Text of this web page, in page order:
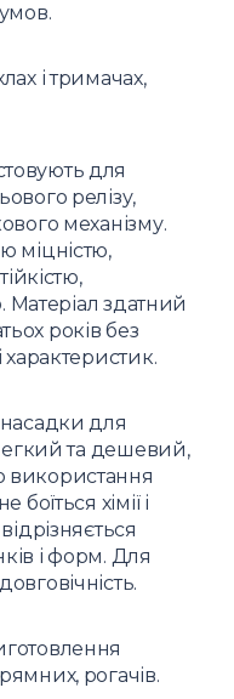
і тримачах,
для
релізу,
механізму.
міцністю,
Матеріал здатний
років без
характеристик.
для
та дешевий,
використання
хімії і
і форм. Для
рогачів.